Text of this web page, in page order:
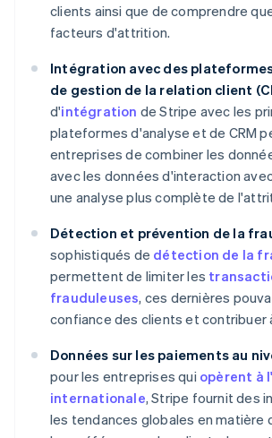
clients ainsi que de comprendre
facteurs d'attrition.
Intégration avec des
de gestion de la relation client
d'intégration de Stripe avec les
plateformes d'analyse et de CRM
entreprises de combiner les
avec les données d'interaction
une analyse plus complète de
Détection et prévention de la
sophistiqués de détection de la
permettent de limiter les
frauduleuses, ces dernières
confiance des clients et contribuer
Données sur les paiements au
pour les entreprises qui opèrent à
internationale, Stripe fournit des
les tendances globales en matière